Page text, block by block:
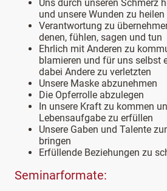
Uns durch unseren Schmerz
und unsere Wunden zu heilen
Verantwortung zu
denen, fühlen, sagen und tun
Ehrlich mit Anderen zu
blamieren und für uns selbst
dabei Andere zu verletzten
Unsere Maske abzunehmen
Die Opferrolle abzulegen
In unsere Kraft zu kommen
Lebensaufgabe zu erfüllen
Unsere Gaben und Talente
bringen
Erfüllende Beziehungen zu
Seminarformate: